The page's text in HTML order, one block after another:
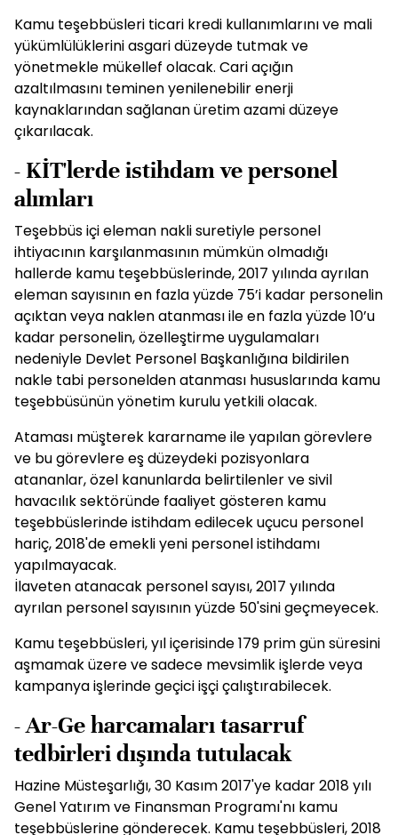
Kamu teşebbüsleri ticari kredi kullanımlarını ve mali
yükümlülüklerini asgari düzeyde tutmak ve
yönetmekle mükellef olacak. Cari açığın
azaltılmasını teminen yenilenebilir enerji
kaynaklarından sağlanan üretim azami düzeye
çıkarılacak.
- KİT'lerde istihdam ve personel
alımları
Teşebbüs içi eleman nakli suretiyle personel
ihtiyacının karşılanmasının mümkün olmadığı
hallerde kamu teşebbüslerinde, 2017 yılında ayrılan
eleman sayısının en fazla yüzde 75’i kadar personelin
açıktan veya naklen atanması ile en fazla yüzde 10’u
kadar personelin, özelleştirme uygulamaları
nedeniyle Devlet Personel Başkanlığına bildirilen
nakle tabi personelden atanması hususlarında kamu
teşebbüsünün yönetim kurulu yetkili olacak.
Ataması müşterek kararname ile yapılan görevlere
ve bu görevlere eş düzeydeki pozisyonlara
atananlar, özel kanunlarda belirtilenler ve sivil
havacılık sektöründe faaliyet gösteren kamu
teşebbüslerinde istihdam edilecek uçucu personel
hariç, 2018'de emekli yeni personel istihdamı
yapılmayacak.
İlaveten atanacak personel sayısı, 2017 yılında
ayrılan personel sayısının yüzde 50'sini geçmeyecek.
Kamu teşebbüsleri, yıl içerisinde 179 prim gün süresini
aşmamak üzere ve sadece mevsimlik işlerde veya
kampanya işlerinde geçici işçi çalıştırabilecek.
- Ar-Ge harcamaları tasarruf
tedbirleri dışında tutulacak
Hazine Müsteşarlığı, 30 Kasım 2017'ye kadar 2018 yılı
Genel Yatırım ve Finansman Programı'nı kamu
teşebbüslerine gönderecek. Kamu teşebbüsleri, 2018